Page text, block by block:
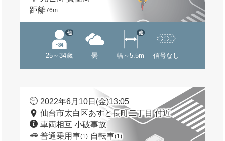
距離76m
25～34歳
他
曇 幅～5.5m
他
信号なし
2022年6月10日(金)13:05
仙台市太白区あすと長町二丁目 付近
車両相互 小破事故
普通乗用車(1) 自転車(1)